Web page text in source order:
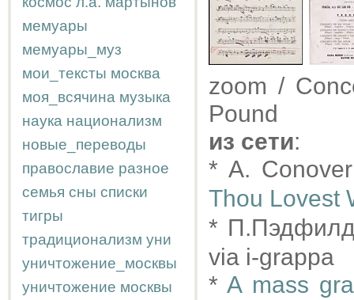
мемуары
мемуары_муз
мои_тексты москва
моя_всячина музыка
наука национализм
новые_переводы
православие разное
семья сны списки
тигры
традиционализм уни
уничтожение_москвы
уничтожение москвы
zoom /
Pound
из сети:
* A.
Thou Lovest
*
via i-grappa
*A mass